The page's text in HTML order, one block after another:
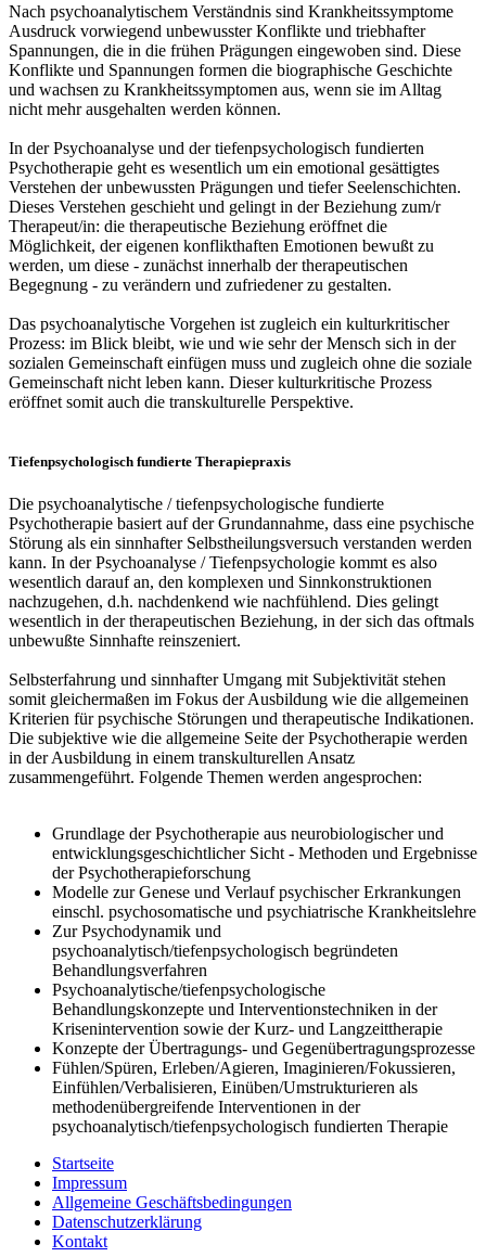
Nach psychoanalytischem Verständnis sind Krankheitssymptome
Ausdruck vorwiegend unbewusster Konflikte und triebhafter
Spannungen, die in die frühen Prägungen eingewoben sind. Diese
Konflikte und Spannungen formen die biographische Geschichte
und wachsen zu Krankheitssymptomen aus, wenn sie im Alltag
nicht mehr ausgehalten werden können.
In der Psychoanalyse und der tiefenpsychologisch fundierten
Psychotherapie geht es wesentlich um ein emotional gesättigtes
Verstehen der unbewussten Prägungen und tiefer Seelenschichten.
Dieses Verstehen geschieht und gelingt in der Beziehung zum/r
Therapeut/in: die therapeutische Beziehung eröffnet die
Möglichkeit, der eigenen konflikthaften Emotionen bewußt zu
werden, um diese - zunächst innerhalb der therapeutischen
Begegnung - zu verändern und zufriedener zu gestalten.
Das psychoanalytische Vorgehen ist zugleich ein kulturkritischer
Prozess: im Blick bleibt, wie und wie sehr der Mensch sich in der
sozialen Gemeinschaft einfügen muss und zugleich ohne die soziale
Gemeinschaft nicht leben kann. Dieser kulturkritische Prozess
eröffnet somit auch die transkulturelle Perspektive.
Tiefenpsychologisch fundierte Therapiepraxis
Die psychoanalytische / tiefenpsychologische fundierte
Psychotherapie basiert auf der Grundannahme, dass eine psychische
Störung als ein sinnhafter Selbstheilungsversuch verstanden werden
kann. In der Psychoanalyse / Tiefenpsychologie kommt es also
wesentlich darauf an, den komplexen und Sinnkonstruktionen
nachzugehen, d.h. nachdenkend wie nachfühlend. Dies gelingt
wesentlich in der therapeutischen Beziehung, in der sich das oftmals
unbewußte Sinnhafte reinszeniert.
Selbsterfahrung und sinnhafter Umgang mit Subjektivität stehen
somit gleichermaßen im Fokus der Ausbildung wie die allgemeinen
Kriterien für psychische Störungen und therapeutische Indikationen.
Die subjektive wie die allgemeine Seite der Psychotherapie werden
in der Ausbildung in einem transkulturellen Ansatz
zusammengeführt. Folgende Themen werden angesprochen:
Grundlage der Psychotherapie aus neurobiologischer und
entwicklungsgeschichtlicher Sicht - Methoden und Ergebnisse
der Psychotherapieforschung
Modelle zur Genese und Verlauf psychischer Erkrankungen
einschl. psychosomatische und psychiatrische Krankheitslehre
Zur Psychodynamik und
psychoanalytisch/tiefenpsychologisch begründeten
Behandlungsverfahren
Psychoanalytische/tiefenpsychologische
Behandlungskonzepte und Interventionstechniken in der
Krisenintervention sowie der Kurz- und Langzeittherapie
Konzepte der Übertragungs- und Gegenübertragungsprozesse
Fühlen/Spüren, Erleben/Agieren, Imaginieren/Fokussieren,
Einfühlen/Verbalisieren, Einüben/Umstrukturieren als
methodenübergreifende Interventionen in der
psychoanalytisch/tiefenpsychologisch fundierten Therapie
Startseite
Impressum
Allgemeine Geschäftsbedingungen
Datenschutzerklärung
Kontakt